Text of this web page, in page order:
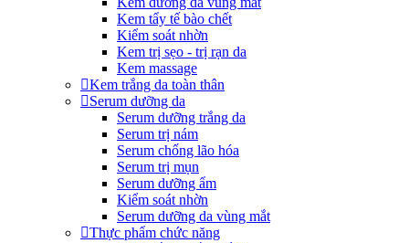
Kem tẩy tế bào chết
Kiểm soát nhờn
Kem trị sẹo - trị rạn da
Kem massage
Kem trắng da toàn thân
Serum dưỡng da
Serum dưỡng trắng da
Serum trị nám
Serum chống lão hóa
Serum trị mụn
Serum dưỡng ẩm
Kiểm soát nhờn
Serum dưỡng da vùng mắt
Thực phẩm chức năng